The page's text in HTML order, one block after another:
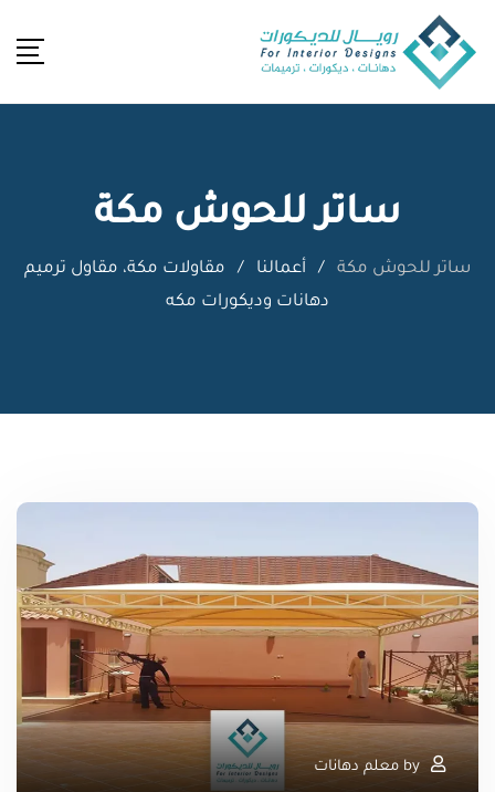
content
ساتر للحوش مكة
ساتر للحوش مكة / أعمالنا /
مقاولات مكة، مقاول ترميم
دهانات وديكورات مكه
by معلم دهانات